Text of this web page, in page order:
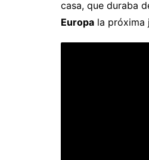
casa, que duraba
Europa la próxima